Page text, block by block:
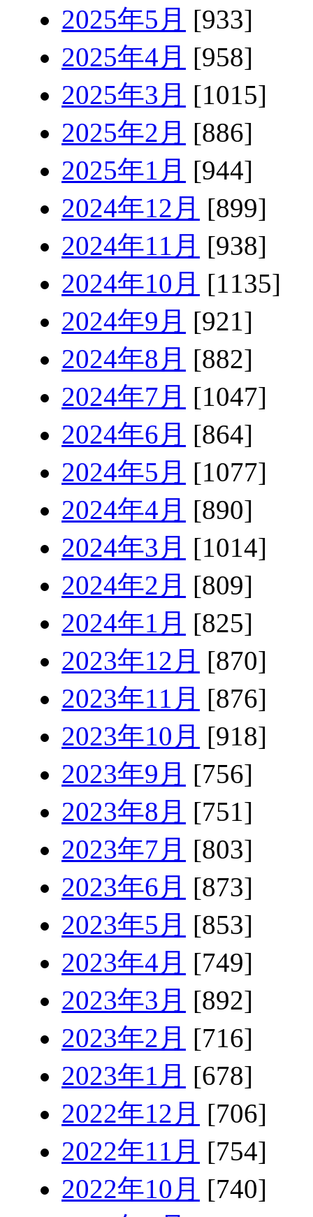
2025年5月 [933]
2025年4月 [958]
2025年3月 [1015]
2025年2月 [886]
2025年1月 [944]
2024年12月 [899]
2024年11月 [938]
2024年10月 [1135]
2024年9月 [921]
2024年8月 [882]
2024年7月 [1047]
2024年6月 [864]
2024年5月 [1077]
2024年4月 [890]
2024年3月 [1014]
2024年2月 [809]
2024年1月 [825]
2023年12月 [870]
2023年11月 [876]
2023年10月 [918]
2023年9月 [756]
2023年8月 [751]
2023年7月 [803]
2023年6月 [873]
2023年5月 [853]
2023年4月 [749]
2023年3月 [892]
2023年2月 [716]
2023年1月 [678]
2022年12月 [706]
2022年11月 [754]
2022年10月 [740]